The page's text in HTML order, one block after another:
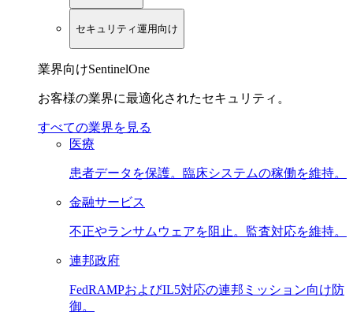
セキュリティ運用向け
業界向けSentinelOne
お客様の業界に最適化されたセキュリティ。
すべての業界を見る
医療
患者データを保護。臨床システムの稼働を維持。
金融サービス
不正やランサムウェアを阻止。監査対応を維持。
連邦政府
FedRAMPおよびIL5対応の連邦ミッション向け防
御。